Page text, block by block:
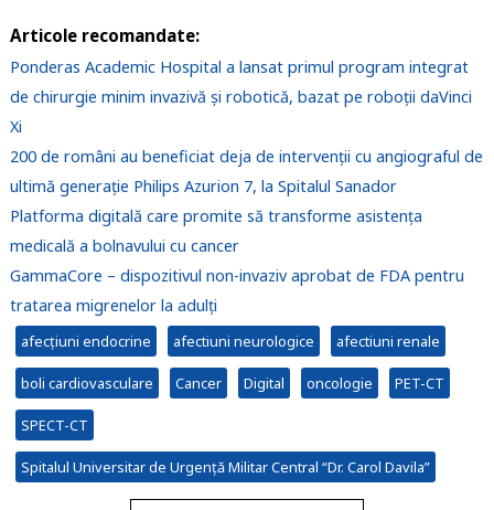
Articole recomandate:
Ponderas Academic Hospital a lansat primul program integrat
de chirurgie minim invazivă și robotică, bazat pe roboții daVinci
Xi
200 de români au beneficiat deja de intervenții cu angiograful de
ultimă generație Philips Azurion 7, la Spitalul Sanador
Platforma digitală care promite să transforme asistența
medicală a bolnavului cu cancer
GammaCore – dispozitivul non-invaziv aprobat de FDA pentru
tratarea migrenelor la adulți
afecțiuni endocrine afectiuni neurologice afectiuni renale
boli cardiovasculare Cancer Digital oncologie PET-CT
SPECT-CT
Spitalul Universitar de Urgență Militar Central “Dr. Carol Davila”